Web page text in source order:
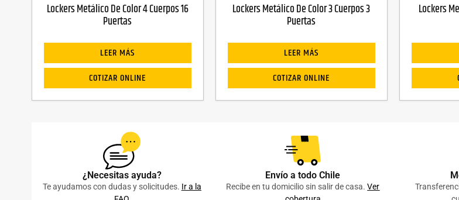
Lockers Metálico De Color 4 Cuerpos 16
Puertas
LEER MÁS
COTIZAR ONLINE
Lockers Metálico De Color 3 Cuerpos 3
Puertas
LEER MÁS
COTIZAR ONLINE
Lockers
¿Necesitas ayuda?
Te ayudamos con dudas y solicitudes. Ir a la
Envío a todo Chile
Recibe en tu domicilio sin salir de casa.Ver